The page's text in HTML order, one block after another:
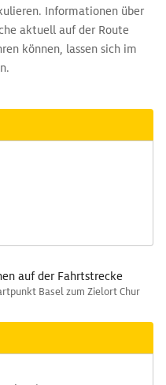
Informationen über
aktuell auf der Route
können, lassen sich im
auf der Fahrtstrecke
Basel zum Zielort Chur